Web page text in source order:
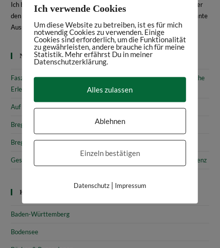
Ich bin Daniela Frey, Historikerin und Texterin. Hier schreibe ich über
den Bodensee, Geschichte, Kultur, spannende Bücher und interessante
Ausstellungen.Mehr über mich
Neueste Beiträge
Faszinierende Geschichte & fantastische Kunst: 10 (kunst)historische
Erlebnisse am Bodensee
Auf den Spuren von Annette von Droste-Hülshoff in Meersburg
Bregenz: Kirchen, Kapellen & Kultur
Bregenz: Stadtgeschichte & Sehenswürdigkeiten
Gesammelte Schätze Vorarlbergs: Das vorarlberg museum in Bregenz
Kategorien
Baden-Württemberg
Bodensee
Ich verwende Cookies
Um diese Website zu betreiben, ist es für mich
notwendig Cookies zu verwenden. Einige
Cookies sind erforderlich, um die Funktionalität
zu gewährleisten, andere brauche ich für meine
Statistik. Mehr erfährst Du in meiner
Datenschutzerklärung.
Alles zulassen
Ablehnen
Einzeln bestätigen
Datenschutz| Impressum